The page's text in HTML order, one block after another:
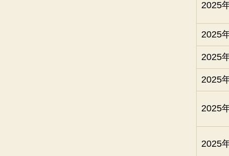
2025
2025
2025
2025
2025
2025